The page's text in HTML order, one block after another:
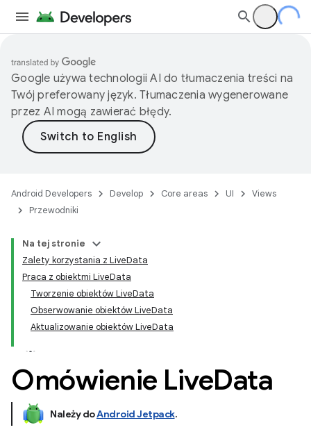
Google używa technologii AI do tłumaczenia treści na
Twój preferowany język. Tłumaczenia wygenerowane
przez AI mogą zawierać błędy.
Android Developers Develop Core areas UI
Views
Przewodniki
Na tej stronie
Zalety korzystania z LiveData
Praca z obiektmi LiveData
Tworzenie obiektów LiveData
Obserwowanie obiektów LiveData
Aktualizowanie obiektów LiveData
Omówienie LiveData
Należy doAndroid Jetpack.